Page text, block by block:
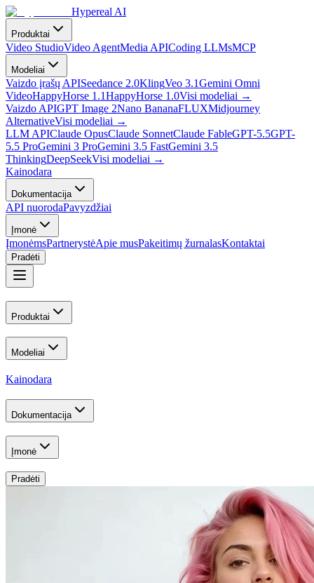
Hypereal AI
Produktai
Video StudioVideo AgentMedia APICoding LLMsMCP
Modeliai
Vaizdo įrašų APISeedance 2.0KlingVeo 3.1Gemini Omni
VideoHappyHorse 1.1HappyHorse 1.0Visi modeliai →
Vaizdo APIGPT Image 2Nano BananaFLUXMidjourney
AlternativeVisi modeliai →
LLM APIClaude OpusClaude SonnetClaude FableGPT-5.5GPT-
5.5 ProGemini 3 ProGemini 3.5 FastGemini 3.5
ThinkingDeepSeekVisi modeliai →
Kainodara
Dokumentacija
API nuorodaPavyzdžiai
Įmonė
ĮmonėmsPartnerystėApie musPakeitimų žurnalasKontaktai
Pradėti
Produktai
Modeliai
Kainodara
Dokumentacija
Įmonė
Pradėti